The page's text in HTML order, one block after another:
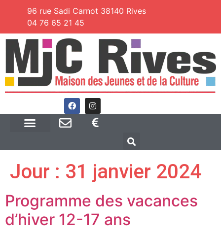
96 rue Sadi Carnot 38140 Rives
04 76 65 21 45
Jour : 31 janvier 2024
Programme des vacances
d’hiver 12-17 ans